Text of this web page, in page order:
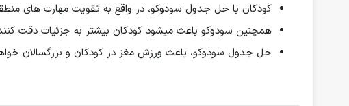
کودکان با حل جدول سودوکو، در واقع به تقویت مهارت‌ های
همچنین سودوکو باعث میشود کودکان بیشتر به جزئیات دقت
حل جدول سودوکو، باعث ورزش مغز در کودکان و بزرگسالان